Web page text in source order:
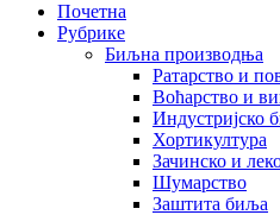
Почетна
Рубрике
Биљна производња
Ратарство и
Воћарство и
Индустријско
Хортикултура
Зачинско и
Шумарство
Заштита биља